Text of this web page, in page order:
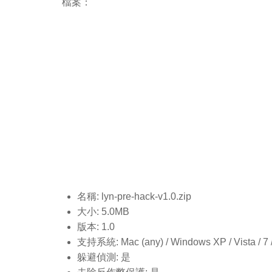
檔案：
名稱: lyn-pre-hack-v1.0.zip
大小: 5.0MB
版本: 1.0
支持系統: Mac (any) / Windows XP / Vista / 7
躲避偵測: 是